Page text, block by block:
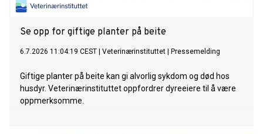
Se opp for giftige planter på beite
6.7.2026 11:04:19 CEST Veterinærinstituttet Pressemelding
Giftige planter på beite kan gi alvorlig sykdom og død hos
husdyr. Veterinærinstituttet oppfordrer dyreeiere til å være
oppmerksomme.